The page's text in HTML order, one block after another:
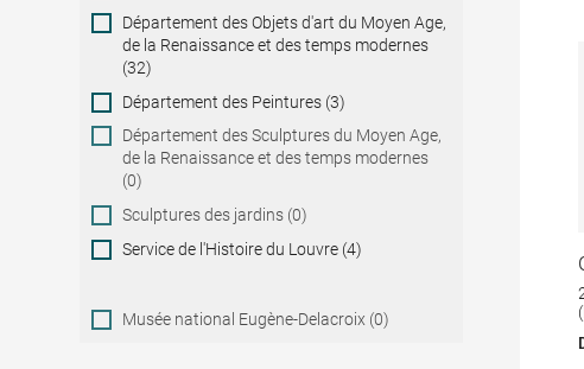
Département des Objets d'art du Moyen Age,
de la Renaissance et des temps modernes
(32)
Département des Peintures (3)
Département des Sculptures du Moyen Age,
de la Renaissance et des temps modernes
(0)
Sculptures des jardins (0)
Service de l'Histoire du Louvre (4)
Musée national Eugène-Delacroix (0)